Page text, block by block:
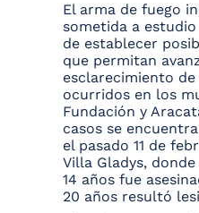
El arma de fuego
sometida a
de establecer
que permitan
esclarecimiento
ocurridos en los
Fundación y
casos se
el pasado 11 de
Villa Gladys,
14 años fue
20 años resultó